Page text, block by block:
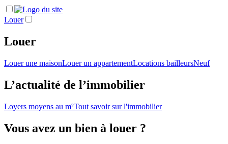
Louer
Louer
Louer une maisonLouer un appartementLocations bailleursNeuf
L’actualité de l’immobilier
Loyers moyens au m²Tout savoir sur l'immobilier
Vous avez un bien à louer ?